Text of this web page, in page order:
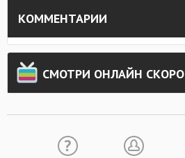
КОММЕНТАРИИ
СМОТРИ ОНЛАЙН СКОРО